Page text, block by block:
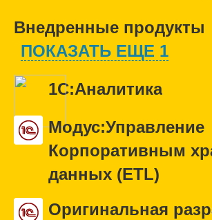
Внедренные продукты
ПОКАЗАТЬ ЕЩЕ 1
1С:Аналитика
Модус:Управление
Корпоративным
данных (ETL)
Оригинальная